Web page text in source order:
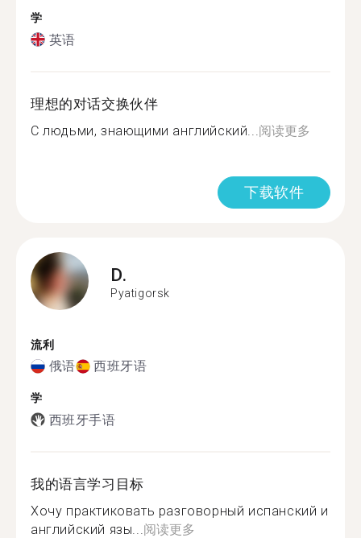
学
英语
理想的对话交换伙伴
С людьми, знающими английский... 阅读更多
下载软件
D.
Pyatigorsk
流利
俄语 西班牙语
学
西班牙手语
我的语言学习目标
Хочу практиковать разговорный испанский и
английский язы... 阅读更多